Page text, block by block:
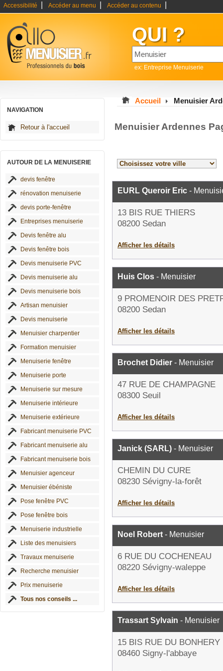
Accessibilité Accéder au menu Accéder au contenu
QUI ?
ex: Entreprise Menuiserie
NAVIGATION
Retour à l'accueil
AUTOUR DE LA MENUISERIE
devis fenêtre
rénovation menuiserie
devis porte-fenêtre
Entreprises menuiserie
Devis fenêtre alu
Devis fenêtre bois
Devis menuiserie PVC
Devis menuiserie alu
Devis menuiserie bois
Artisan menuisier
Devis menuiserie
Menuisier charpentier
Formation menuisier
Menuiserie fenêtre
Menuiserie porte
Menuiserie sur mesure
Menuiserie intérieure
Menuiserie extérieure
Fabricant menuiserie PVC
Fabricant menuiserie alu
Fabricant menuiserie bois
Menuisier agenceur
Menuisier ébéniste
Pose fenêtre PVC
Pose fenêtre bois
Menuiserie industrielle
Liste des menuisiers
Travaux menuiserie
Recherche menuisier
Prix menuiserie
Tous nos conseils ...
Accueil Menuisier
Menuisier Ardennes
EURL Queroir Eric -
13 BIS RUE THIERS
08200 Sedan
Afficher les détails
Huis Clos - Menuisier
9 PROMENOIR DES
08200 Sedan
Afficher les détails
Brochet Didier - Menuisier
47 RUE DE CHAMPAGNE
08300 Seuil
Afficher les détails
Janick (SARL) - Menuisier
CHEMIN DU CURE
08230 Sévigny-la-forêt
Afficher les détails
Noel Robert - Menuisier
6 RUE DU COCHENEAU
08220 Sévigny-waleppe
Afficher les détails
Trassart Sylvain - Menuisier
15 BIS RUE DU BONHERY
08460 Signy-l'abbaye